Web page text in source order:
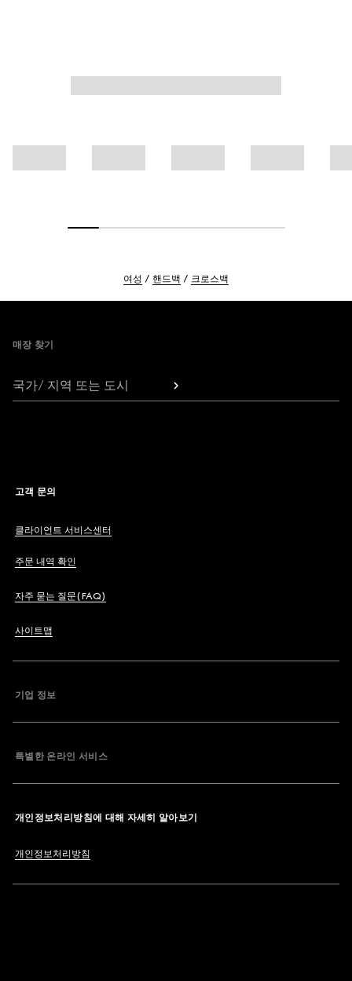
여성 핸드백 크로스백
매장 찾기
국가/ 지역 또는 도시
고객 문의
클라이언트 서비스센터
주문 내역 확인
자주 묻는 질문(FAQ)
사이트맵
기업 정보
특별한 온라인 서비스
개인정보처리방침에 대해 자세히 알아보기
개인정보처리방침